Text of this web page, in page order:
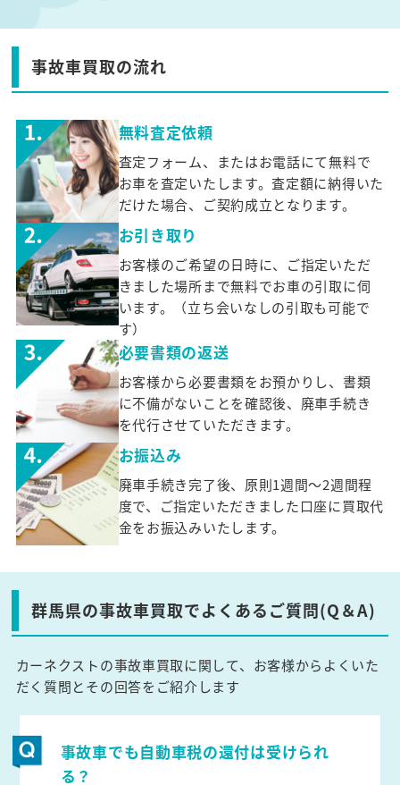
事故車買取の流れ
無料査定依頼
査定フォーム、またはお電話にて無料で
お車を査定いたします。査定額に納得いた
だけた場合、ご契約成立となります。
お引き取り
お客様のご希望の日時に、ご指定いただ
きました場所まで無料でお車の引取に伺
います。（立ち会いなしの引取も可能で
す）
必要書類の返送
お客様から必要書類をお預かりし、書類
に不備がないことを確認後、廃車手続き
を代行させていただきます。
お振込み
廃車手続き完了後、原則1週間～2週間程
度で、ご指定いただきました口座に買取代
金をお振込みいたします。
群馬県の事故車買取でよくあるご質問(Q＆A)
カーネクストの事故車買取に関して、お客様からよくいた
だく質問とその回答をご紹介します
事故車でも自動車税の還付は受けられ
る？